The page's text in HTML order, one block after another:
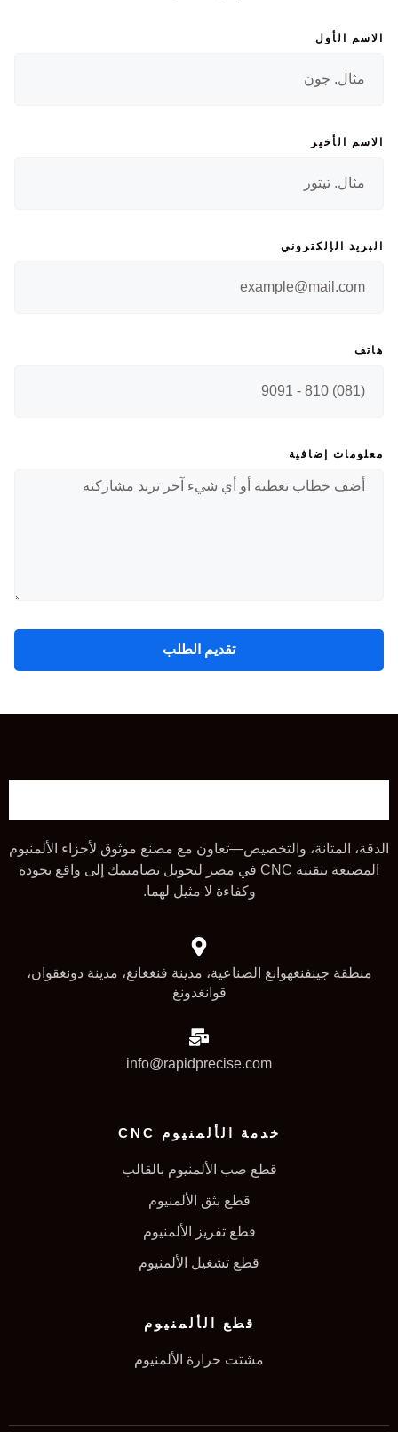
الاسم الأول
الاسم الأخير
البريد الإلكتروني
هاتف
معلومات إضافية
تقديم الطلب
الدقة، المتانة، والتخصيص—تعاون مع مصنع موثوق لأجزاء الألمنيوم
المصنعة بتقنية CNC في مصر لتحويل تصاميمك إلى واقع بجودة
وكفاءة لا مثيل لهما.
منطقة جينفنغهوانغ الصناعية، مدينة فنغغانغ، مدينة دونغقوان،
قوانغدونغ
info@rapidprecise.com
خدمة الألمنيوم CNC
قطع صب الألمنيوم بالقالب
قطع بثق الألمنيوم
قطع تفريز الألمنيوم
قطع تشغيل الألمنيوم
قطع الألمنيوم
مشتت حرارة الألمنيوم